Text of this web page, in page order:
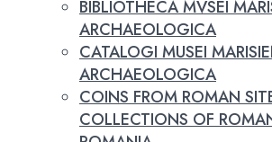
BIBLIOTHECA MVSEI
ARCHAEOLOGICA
CATALOGI MUSEI
ARCHAEOLOGICA
COINS FROM ROMAN
COLLECTIONS OF